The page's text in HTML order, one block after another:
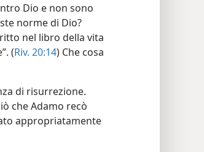
Dio e non sono
norme di Dio?
nel libro della vita
(Riv. 20:14) Che cosa
di risurrezione.
che Adamo recò
appropriatamente